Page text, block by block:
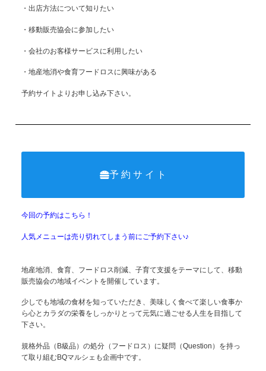
・出店方法について知りたい
・移動販売協会に参加したい
・会社のお客様サービスに利用したい
・地産地消や食育フードロスに興味がある
予約サイトよりお申し込み下さい。
予 約 サ イ ト
今回の予約はこちら！
人気メニューは売り切れてしまう前にご予約下さい♪
地産地消、食育、フードロス削減、子育て支援をテーマにして、移動
販売協会の地域イベントを開催しています。
少しでも地域の食材を知っていただき、美味しく食べて楽しい食事か
ら心とカラダの栄養をしっかりとって元気に過ごせる人生を目指して
下さい。
規格外品（B級品）の処分（フードロス）に疑問（Question）を持っ
て取り組むBQマルシェも企画中です。